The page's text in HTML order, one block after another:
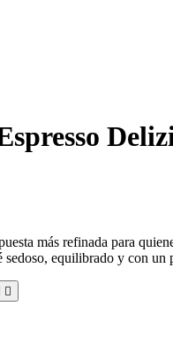
más refinada para
sedoso, equilibrado y con
